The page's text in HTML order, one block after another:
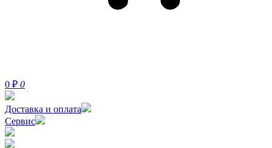
0 ₽ 0
Доставка и оплата
Сервис